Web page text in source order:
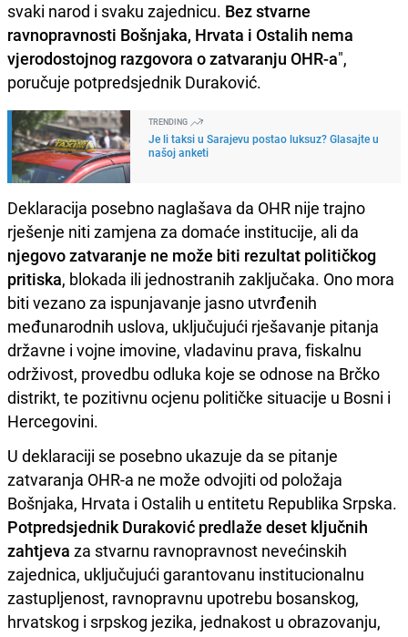
svaki narod i svaku zajednicu. Bez stvarne
ravnopravnosti Bošnjaka, Hrvata i Ostalih nema
vjerodostojnog razgovora o zatvaranju OHR-a",
poručuje potpredsjednik Duraković.
TRENDING
Je li taksi u Sarajevu postao luksuz? Glasajte u
našoj anketi
Deklaracija posebno naglašava da OHR nije trajno
rješenje niti zamjena za domaće institucije, ali da
njegovo zatvaranje ne može biti rezultat političkog
pritiska, blokada ili jednostranih zaključaka. Ono mora
biti vezano za ispunjavanje jasno utvrđenih
međunarodnih uslova, uključujući rješavanje pitanja
državne i vojne imovine, vladavinu prava, fiskalnu
održivost, provedbu odluka koje se odnose na Brčko
distrikt, te pozitivnu ocjenu političke situacije u Bosni i
Hercegovini.
U deklaraciji se posebno ukazuje da se pitanje
zatvaranja OHR-a ne može odvojiti od položaja
Bošnjaka, Hrvata i Ostalih u entitetu Republika Srpska.
Potpredsjednik Duraković predlaže deset ključnih
zahtjeva za stvarnu ravnopravnost nevećinskih
zajednica, uključujući garantovanu institucionalnu
zastupljenost, ravnopravnu upotrebu bosanskog,
hrvatskog i srpskog jezika, jednakost u obrazovanju,